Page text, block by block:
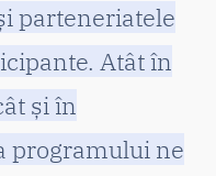
parteneriatele
Atât în
și în
programului ne